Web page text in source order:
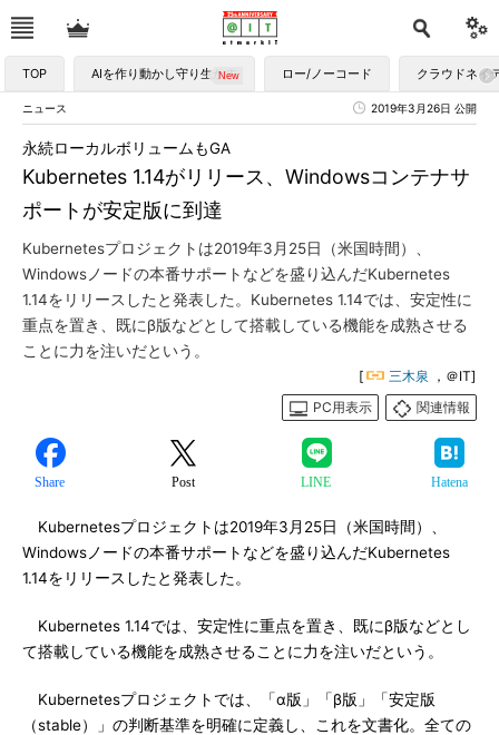
TOP AIを作り動かし守り生かす ロー/ノーコード クラウドネイ
ニュース 2019年3月26日 公開
Kubernetes 1.14がリリース、Windowsコンテナサ
ポートが安定版に到達
永続ローカルボリュームもGA
Kubernetesプロジェクトは2019年3月25日（米国時間）、
Windowsノードの本番サポートなどを盛り込んだKubernetes
1.14をリリースしたと発表した。Kubernetes 1.14では、安定性に
重点を置き、既にβ版などとして搭載している機能を成熟させる
ことに力を注いだという。
[ 三木泉 ，＠IT]
PC用表示
関連情報
Share Post LINE Hatena
Kubernetesプロジェクトは2019年3月25日（米国時間）、
Windowsノードの本番サポートなどを盛り込んだKubernetes
1.14をリリースしたと発表した。
Kubernetes 1.14では、安定性に重点を置き、既にβ版などとし
て搭載している機能を成熟させることに力を注いだという。
Kubernetesプロジェクトでは、「α版」「β版」「安定版
（stable）」の判断基準を明確に定義し、これを文書化。全ての